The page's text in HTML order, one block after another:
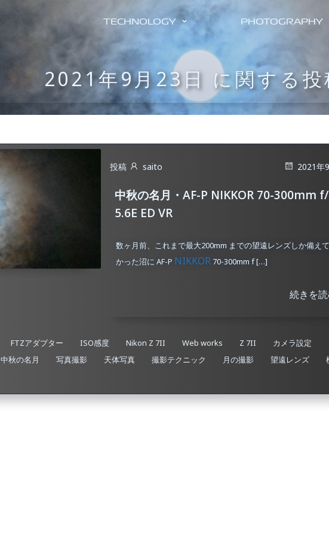
TECHNOLOGY PHOTOGRAPHY
2021年9月23日 に関する投
投稿 saito 2021年
中秋の名月・AF-P NIKKOR 70-300mm
5.6E ED VR
数ヶ月前、これまで最大200mm までの望遠レンズしか備え
かった沼に AF-P NIKKOR 70-300mm f […]
続きを
FTZアダプター ISO感度 Nikon Z 7II Web works Z 7II
カメラ設定
中秋の名月 写真撮影 天体写真 撮影テクニック 月の撮影 望遠レンズ